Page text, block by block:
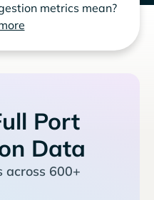
metrics mean?
Port
Data
across 600+